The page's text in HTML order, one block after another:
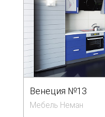
Венеция №13
Мебель Неман